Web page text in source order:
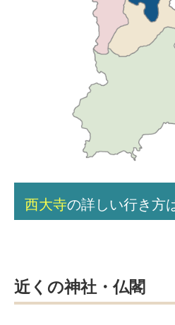
西大寺の詳しい行き方
近くの神社・仏閣